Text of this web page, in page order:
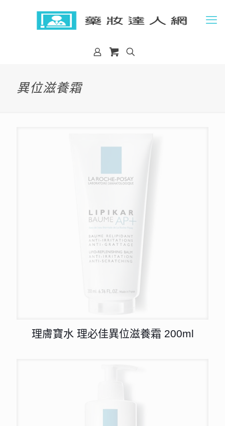
異位滋養霜
理膚寶水 理必佳異位滋養霜 200ml